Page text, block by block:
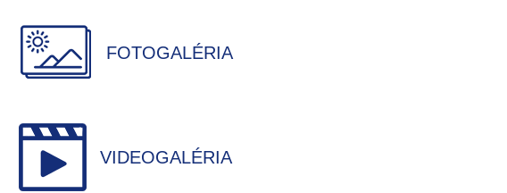
FOTOGALÉRIA
VIDEOGALÉRIA